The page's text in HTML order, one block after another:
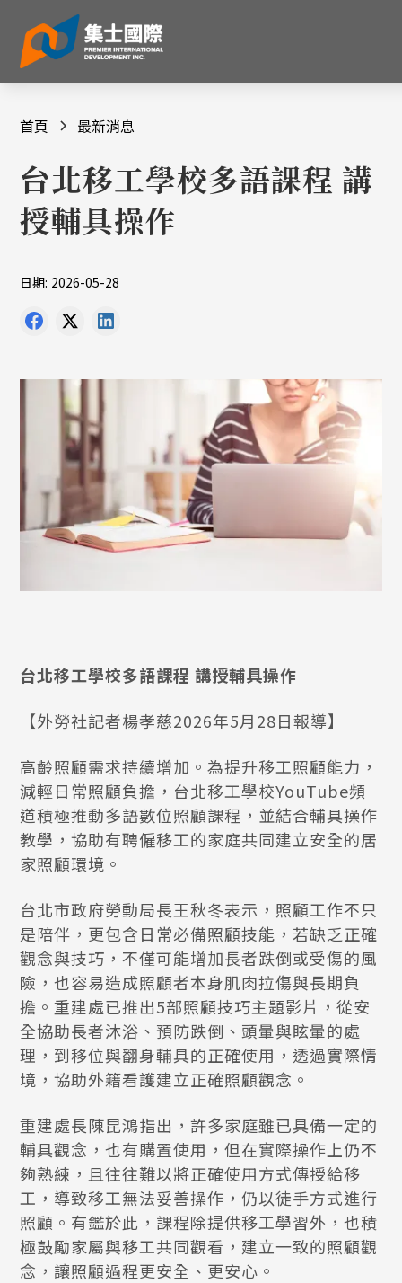
首頁 最新消息
台北移工學校多語課程 講
授輔具操作
日期: 2026-05-28
台北移工學校多語課程 講授輔具操作
【外勞社記者楊孝慈2026年5月28日報導】
高齡照顧需求持續增加。為提升移工照顧能力，
減輕日常照顧負擔，台北移工學校YouTube頻
道積極推動多語數位照顧課程，並結合輔具操作
教學，協助有聘僱移工的家庭共同建立安全的居
家照顧環境。
台北市政府勞動局長王秋冬表示，照顧工作不只
是陪伴，更包含日常必備照顧技能，若缺乏正確
觀念與技巧，不僅可能增加長者跌倒或受傷的風
險，也容易造成照顧者本身肌肉拉傷與長期負
擔。重建處已推出5部照顧技巧主題影片，從安
全協助長者沐浴、預防跌倒、頭暈與眩暈的處
理，到移位與翻身輔具的正確使用，透過實際情
境，協助外籍看護建立正確照顧觀念。
重建處長陳昆鴻指出，許多家庭雖已具備一定的
輔具觀念，也有購置使用，但在實際操作上仍不
夠熟練，且往往難以將正確使用方式傳授給移
工，導致移工無法妥善操作，仍以徒手方式進行
照顧。有鑑於此，課程除提供移工學習外，也積
極鼓勵家屬與移工共同觀看，建立一致的照顧觀
念，讓照顧過程更安全、更安心。